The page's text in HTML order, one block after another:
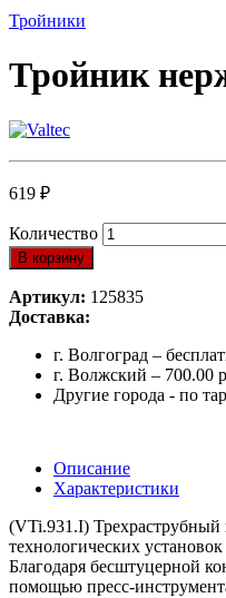
Тройники
Тройник
619 ₽
Количество
В корзину
Артикул: 125835
Доставка:
г. Волгоград –
г. Волжский – 700.00
Другие города - по
Описание
Характеристики
(VTi.931.I) Трехраструбный
технологических
Благодаря бесштуцерной
помощью пресс-